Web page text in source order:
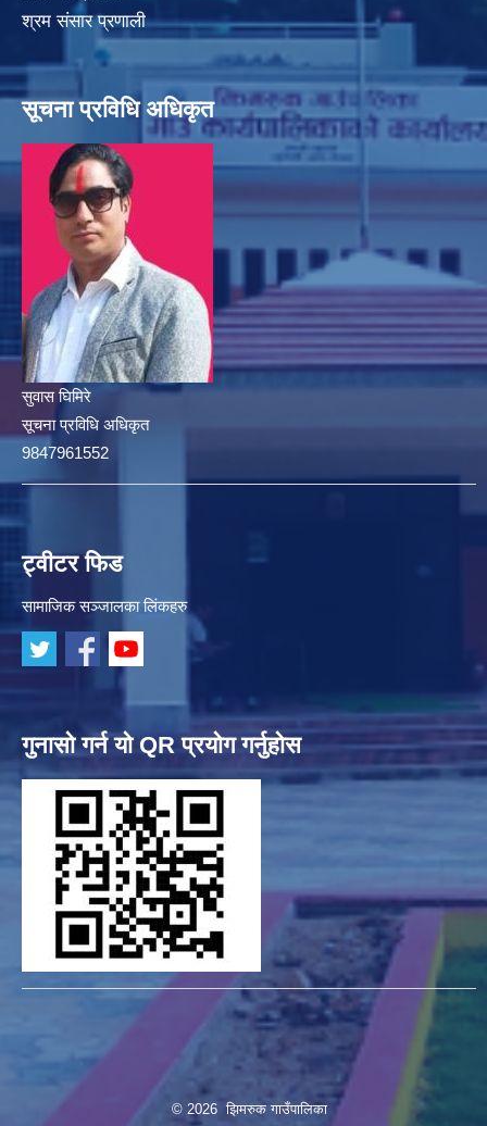
श्रम संसार प्रणाली
सूचना प्रविधि अधिकृत
सुवास घिमिरे
सूचना प्रविधि अधिकृत
9847961552
ट्वीटर फिड
सामाजिक सञ्जालका लिंकहरु
गुनासो गर्न यो QR प्रयोग गर्नुहोस
© 2026 झिमरुक गाउँपालिका